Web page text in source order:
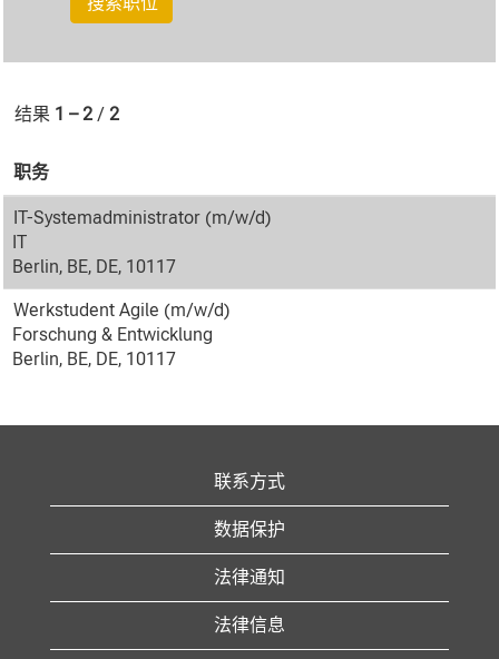
结果 1 – 2 / 2
职务
IT-Systemadministrator (m/w/d)
IT
Berlin, BE, DE, 10117
Werkstudent Agile (m/w/d)
Forschung & Entwicklung
Berlin, BE, DE, 10117
联系方式
数据保护
法律通知
法律信息